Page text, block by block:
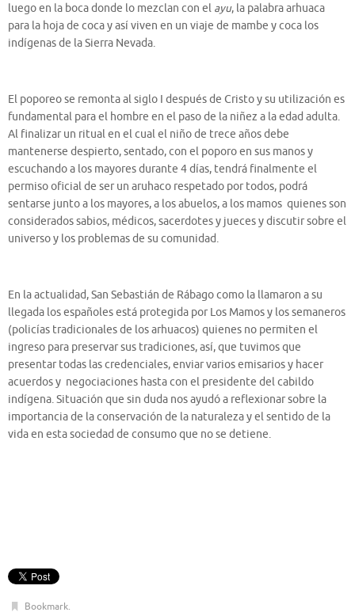
luego en la boca donde lo mezclan con el ayu, la palabra arhuaca
para la hoja de coca y así viven en un viaje de mambe y coca los
indígenas de la Sierra Nevada.
El poporeo se remonta al siglo I después de Cristo y su utilización es
fundamental para el hombre en el paso de la niñez a la edad adulta.
Al finalizar un ritual en el cual el niño de trece años debe
mantenerse despierto, sentado, con el poporo en sus manos y
escuchando a los mayores durante 4 días, tendrá finalmente el
permiso oficial de ser un aruhaco respetado por todos, podrá
sentarse junto a los mayores, a los abuelos, a los mamos quienes son
considerados sabios, médicos, sacerdotes y jueces y discutir sobre el
universo y los problemas de su comunidad.
En la actualidad, San Sebastián de Rábago como la llamaron a su
llegada los españoles está protegida por Los Mamos y los semaneros
(policías tradicionales de los arhuacos) quienes no permiten el
ingreso para preservar sus tradiciones, así, que tuvimos que
presentar todas las credenciales, enviar varios emisarios y hacer
acuerdos y negociaciones hasta con el presidente del cabildo
indígena. Situación que sin duda nos ayudó a reflexionar sobre la
importancia de la conservación de la naturaleza y el sentido de la
vida en esta sociedad de consumo que no se detiene.
Bookmark.